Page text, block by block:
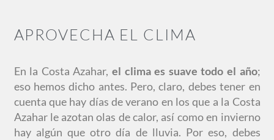
APROVECHA EL CLIMA
En la Costa Azahar, el clima es suave todo el año;
eso hemos dicho antes. Pero, claro, debes tener en
cuenta que hay días de verano en los que a la Costa
Azahar le azotan olas de calor, así como en invierno
hay algún que otro día de lluvia. Por eso, debes